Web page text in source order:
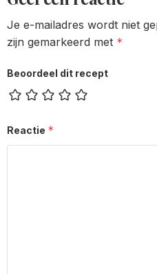
Je e-mailadres wordt niet
zijn gemarkeerd met *
Beoordeel dit recept
Reactie *